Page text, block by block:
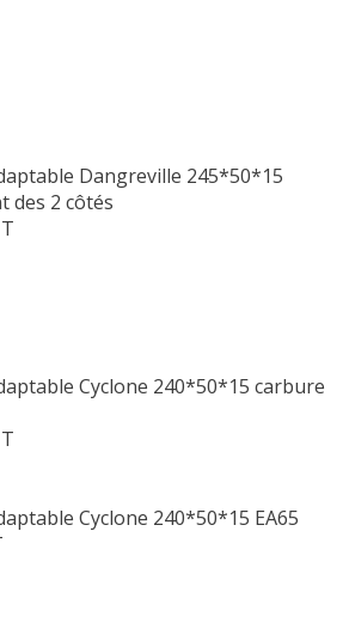
Dangreville 245*50*15
des 2 côtés
Cyclone 240*50*15 carbure
Cyclone 240*50*15 EA65